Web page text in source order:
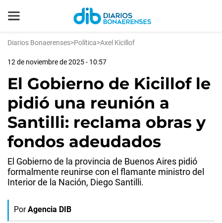
Diarios Bonaerenses>Política>Axel Kicillof
12 de noviembre de 2025 - 10:57
El Gobierno de Kicillof le
pidió una reunión a
Santilli: reclama obras y
fondos adeudados
El Gobierno de la provincia de Buenos Aires pidió
formalmente reunirse con el flamante ministro del
Interior de la Nación, Diego Santilli.
Por Agencia DIB